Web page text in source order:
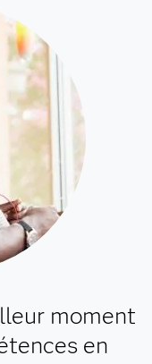
moment
en